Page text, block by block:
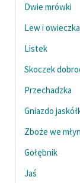
Dwie mrówki
Lew i owieczka
Listek
Skoczek
Przechadzka
Gniazdo
Zboże we
Gołębnik
Jaś